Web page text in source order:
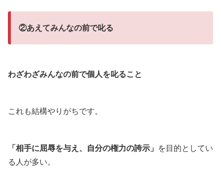
②あえてみんなの前で叱る
わざわざみんなの前で個人を叱ること
これも結構やりがちです。
「相手に屈辱を与え、自分の権力の誇示」
を目的としてい
る人が多い。